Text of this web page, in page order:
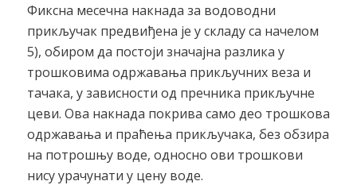
Фиксна месечна накнада за водоводни
прикључак предвиђена је у складу са начелом
5), обиром да постоји значајна разлика у
трошковима одржавања прикључних веза и
тачака, у зависности од пречника прикључне
цеви. Ова накнада покрива само део трошкова
одржавања и праћења прикључака, без обзира
на потрошњу воде, односно ови трошкови
нису урачунати у цену воде.